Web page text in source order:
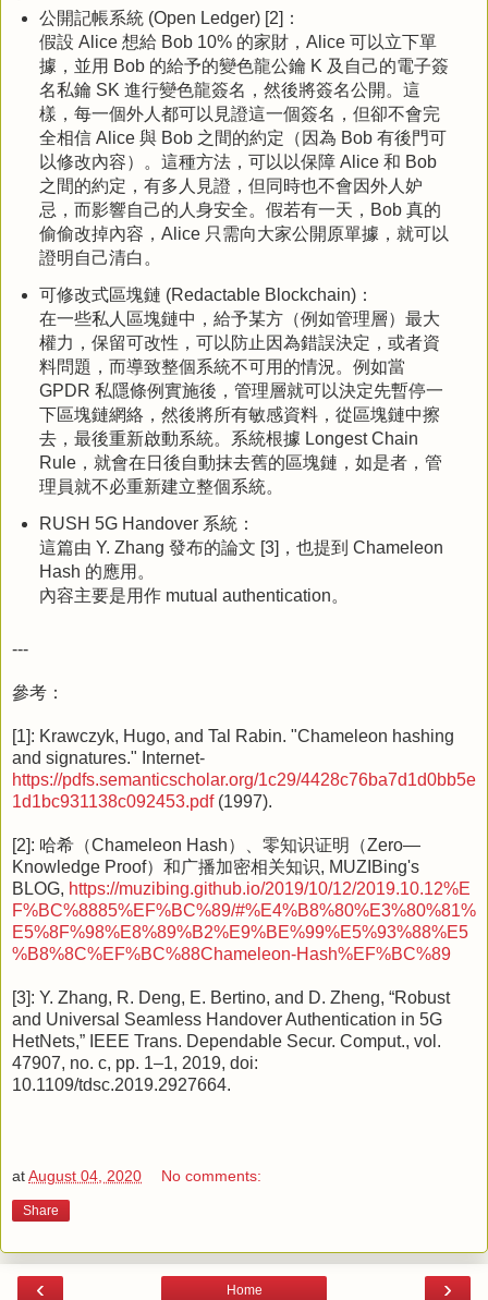
公開記帳系統 (Open Ledger) [2]：
假設 Alice 想給 Bob 10% 的家財，Alice 可以立下單
據，並用 Bob 的給予的變色龍公鑰 K 及自己的電子簽
名私鑰 SK 進行變色龍簽名，然後將簽名公開。這
樣，每一個外人都可以見證這一個簽名，但卻不會完
全相信 Alice 與 Bob 之間的約定（因為 Bob 有後門可
以修改內容）。這種方法，可以以保障 Alice 和 Bob
之間的約定，有多人見證，但同時也不會因外人妒
忌，而影響自己的人身安全。假若有一天，Bob 真的
偷偷改掉內容，Alice 只需向大家公開原單據，就可以
證明自己清白。
可修改式區塊鏈 (Redactable Blockchain)：
在一些私人區塊鏈中，給予某方（例如管理層）最大
權力，保留可改性，可以防止因為錯誤決定，或者資
料問題，而導致整個系統不可用的情況。例如當
GPDR 私隱條例實施後，管理層就可以決定先暫停一
下區塊鏈網絡，然後將所有敏感資料，從區塊鏈中擦
去，最後重新啟動系統。系統根據 Longest Chain
Rule，就會在日後自動抹去舊的區塊鏈，如是者，管
理員就不必重新建立整個系統。
RUSH 5G Handover 系統：
這篇由 Y. Zhang 發布的論文 [3]，也提到 Chameleon
Hash 的應用。
內容主要是用作 mutual authentication。
---
參考：
[1]: Krawczyk, Hugo, and Tal Rabin. "Chameleon hashing
and signatures." Internet-
https://pdfs.semanticscholar.org/1c29/4428c76ba7d1d0bb5e
1d1bc931138c092453.pdf(1997).
[2]: 哈希（Chameleon Hash）、零知识证明（Zero—
Knowledge Proof）和广播加密相关知识, MUZIBing's
BLOG, https://muzibing.github.io/2019/10/12/2019.10.12%E
F%BC%8885%EF%BC%89/#%E4%B8%80%E3%80%81%
E5%8F%98%E8%89%B2%E9%BE%99%E5%93%88%E5
%B8%8C%EF%BC%88Chameleon-Hash%EF%BC%89
[3]: Y. Zhang, R. Deng, E. Bertino, and D. Zheng, “Robust
and Universal Seamless Handover Authentication in 5G
HetNets,” IEEE Trans. Dependable Secur. Comput., vol.
47907, no. c, pp. 1–1, 2019, doi:
10.1109/tdsc.2019.2927664.
atAugust 04, 2020 No comments:
Share
‹ ›
Home